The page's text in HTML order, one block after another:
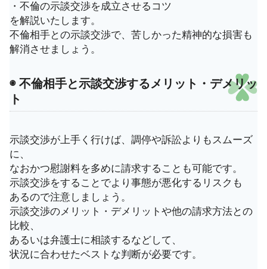
・不倫の示談交渉を成立させるコツ
を解説いたします。
不倫相手との示談交渉で、苦しかった精神的な損害も
解消させましょう。
◉ 不倫相手と示談交渉するメリット・デメリッ
ト
示談交渉が上手く行けば、調停や訴訟よりもスムーズ
に、
なおかつ慰謝料を多めに請求することも可能です。
示談交渉をすることでより事態が悪化するリスクも
あるので注意しましょう。
示談交渉のメリット・デメリットや他の請求方法との
比較、
あるいは弁護士に相談するなどして、
状況に合わせたベストな判断が必要です。